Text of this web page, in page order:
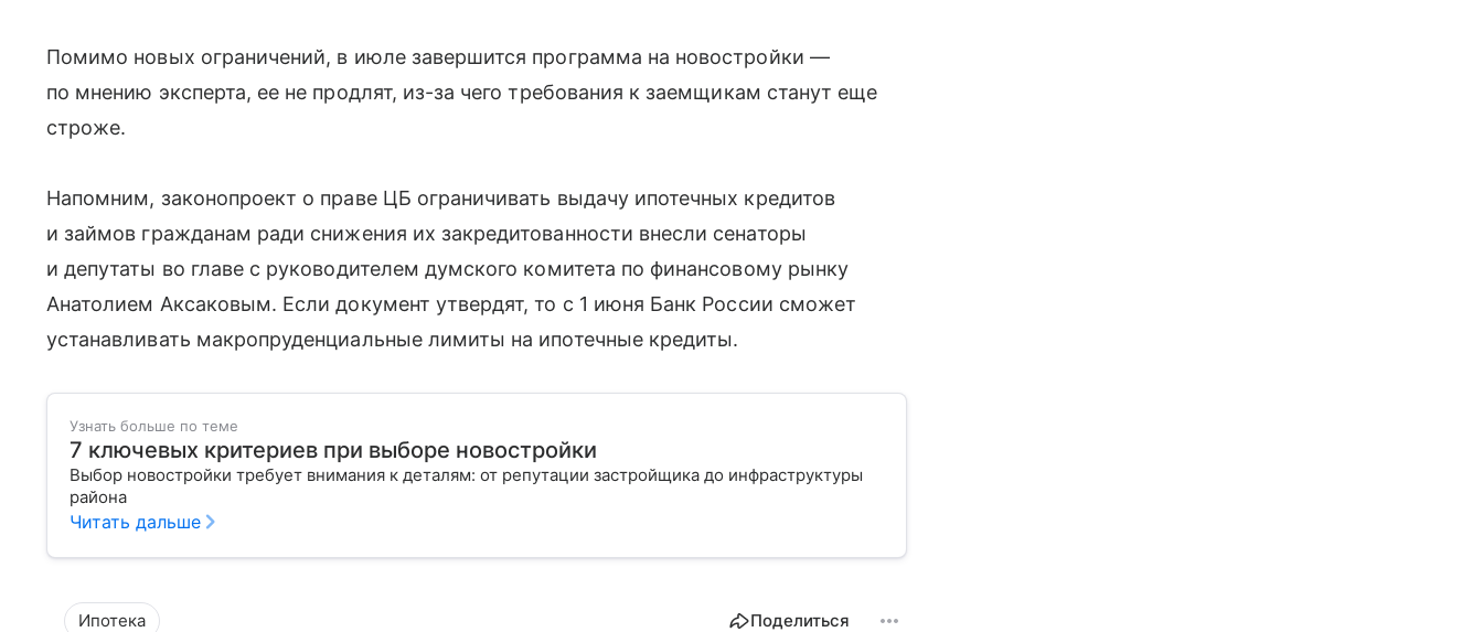
Помимо новых ограничений, в июле завершится программа на новостройки —
по мнению эксперта, ее не продлят, из-за чего требования к заемщикам станут еще
строже.
Напомним, законопроект о праве ЦБ ограничивать выдачу ипотечных кредитов
и займов гражданам ради снижения их закредитованности внесли сенаторы
и депутаты во главе с руководителем думского комитета по финансовому рынку
Анатолием Аксаковым. Если документ утвердят, то с 1 июня Банк России сможет
устанавливать макропруденциальные лимиты на ипотечные кредиты.
Узнать больше по теме
7 ключевых критериев при выборе новостройки
Выбор новостройки требует внимания к деталям: от репутации застройщика до инфраструктуры
района
Читать дальше
Ипотека Поделиться